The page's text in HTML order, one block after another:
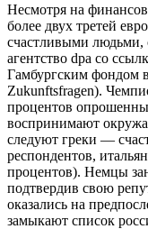
Несмотря на
более двух третей
счастливыми людьми,
агентство dpa со
Гамбургским фондом
Zukunftsfragen).
процентов
воспринимают
следуют греки —
респондентов,
процентов). Немцы
подтвердив свою
оказались на
замыкают список